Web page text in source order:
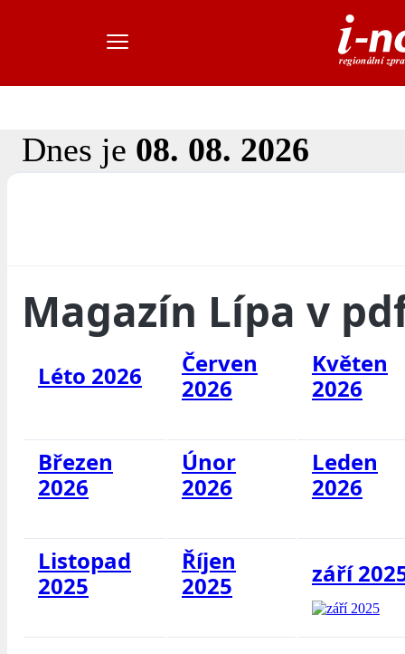
Dnes je 08. 08. 2026
Magazín Lípa v
Léto 2026
Červen
2026
Květen
2026
Březen
2026
Únor
2026
Leden
2026
Listopad
2025
Říjen
2025
září